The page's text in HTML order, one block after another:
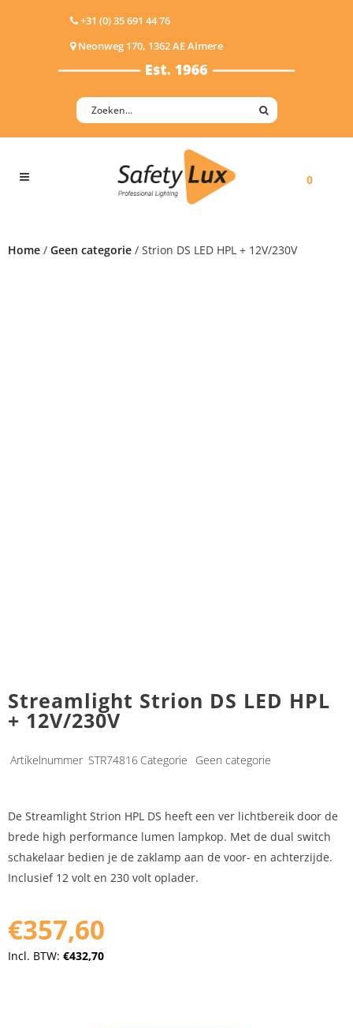
+31 (0) 35 691 44 76
Neonweg 170, 1362 AE Almere
0
Home / Geen categorie / Strion DS LED HPL + 12V/230V
Streamlight Strion DS LED HPL
+ 12V/230V
Artikelnummer STR74816 Categorie Geen categorie
De Streamlight Strion HPL DS heeft een ver lichtbereik door de
brede high performance lumen lampkop. Met de dual switch
schakelaar bedien je de zaklamp aan de voor- en achterzijde.
Inclusief 12 volt en 230 volt oplader.
€357,60
Incl. BTW: €432,70